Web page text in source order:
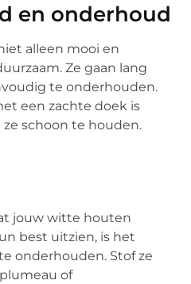
en onderhoud
alleen mooi en
Ze gaan lang
te onderhouden.
een zachte doek is
schoon te houden.
jouw witte houten
best uitzien, is het
onderhouden. Stof ze
of